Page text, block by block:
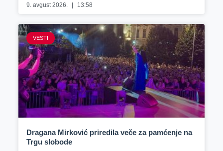
9. avgust 2026. 13:58
VESTI
Dragana Mirković priredila veče za pamćenje na
Trgu slobode